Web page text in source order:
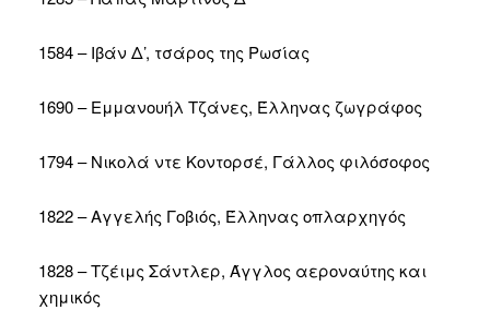
1584 – Ιβάν Δ’, τσάρος της Ρωσίας
1690 – Εμμανουήλ Τζάνες, Έλληνας ζωγράφος
1794 – Νικολά ντε Κοντορσέ, Γάλλος φιλόσοφος
1822 – Αγγελής Γοβιός, Έλληνας οπλαρχηγός
1828 – Τζέιμς Σάντλερ, Άγγλος αεροναύτης και
χημικός